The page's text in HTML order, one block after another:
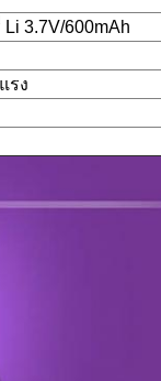
Li 3.7V/600mAh
รง